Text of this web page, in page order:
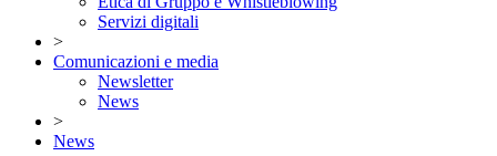
Servizi digitali
>
Comunicazioni e media
Newsletter
News
>
News